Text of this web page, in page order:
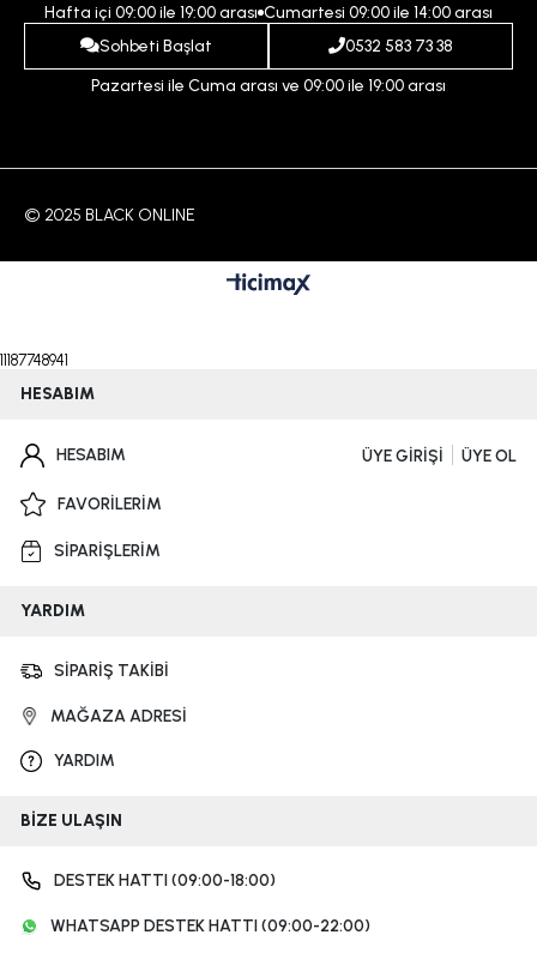
İndirim
Hafta içi 09:00 ile 19:00 arası Cumartesi 09:00 ile 14:00 arası
Sohbeti Başlat
0532 583 73 38
Pazartesi ile Cuma arası ve 09:00 ile 19:00 arası
© 2025 BLACK ONLINE
11187748941
HESABIM
HESABIM ÜYE GİRİŞİ ÜYE OL
FAVORİLERİM
SİPARİŞLERİM
YARDIM
SİPARİŞ TAKİBİ
MAĞAZA ADRESİ
YARDIM
BİZE ULAŞIN
DESTEK HATTI (09:00-18:00)
WHATSAPP DESTEK HATTI (09:00-22:00)